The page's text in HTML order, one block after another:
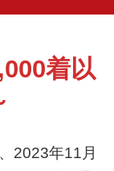
着以
2023年11月